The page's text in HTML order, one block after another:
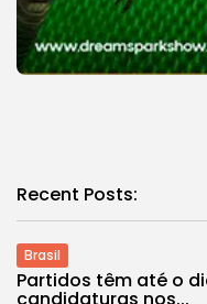
Recent Posts:
Brasil
Partidos têm até o